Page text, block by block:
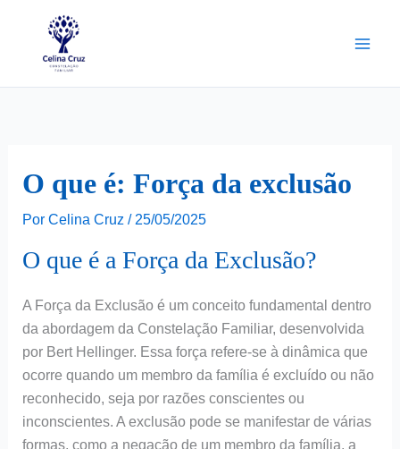
O que é: Força da exclusão
Por Celina Cruz / 25/05/2025
O que é a Força da Exclusão?
A Força da Exclusão é um conceito fundamental dentro
da abordagem da Constelação Familiar, desenvolvida
por Bert Hellinger. Essa força refere-se à dinâmica que
ocorre quando um membro da família é excluído ou não
reconhecido, seja por razões conscientes ou
inconscientes. A exclusão pode se manifestar de várias
formas, como a negação de um membro da família, a